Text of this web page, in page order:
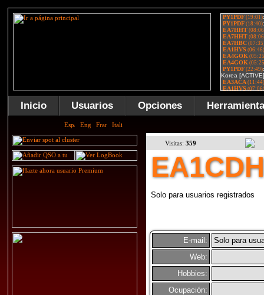
Inicio Usuarios Opciones
Visitas: 359
EA1CDH
Solo para usuarios registrados
E-mail:
Solo para
Web:
Hobbies:
Ocupación: